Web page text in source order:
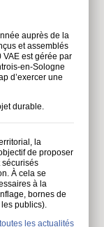
auprès de la
et assemblés
VAE est gérée par
en-Sologne
d’exercer une
durable.
la
de proposer
À cela se
à la
bornes de
publics).
les actualités